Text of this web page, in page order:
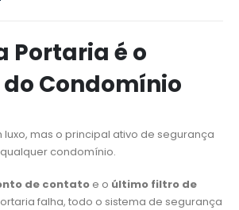
Portaria é o
Condomínio
luxo, mas o principal ativo de segurança
condomínio.
de contato e o último filtro de
falha, todo o sistema de segurança